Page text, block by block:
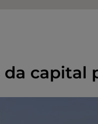
capital